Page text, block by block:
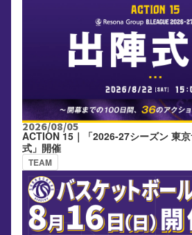
2026/08/05
ACTION 15｜「2026-27シーズン 東
式」開催
TEAM